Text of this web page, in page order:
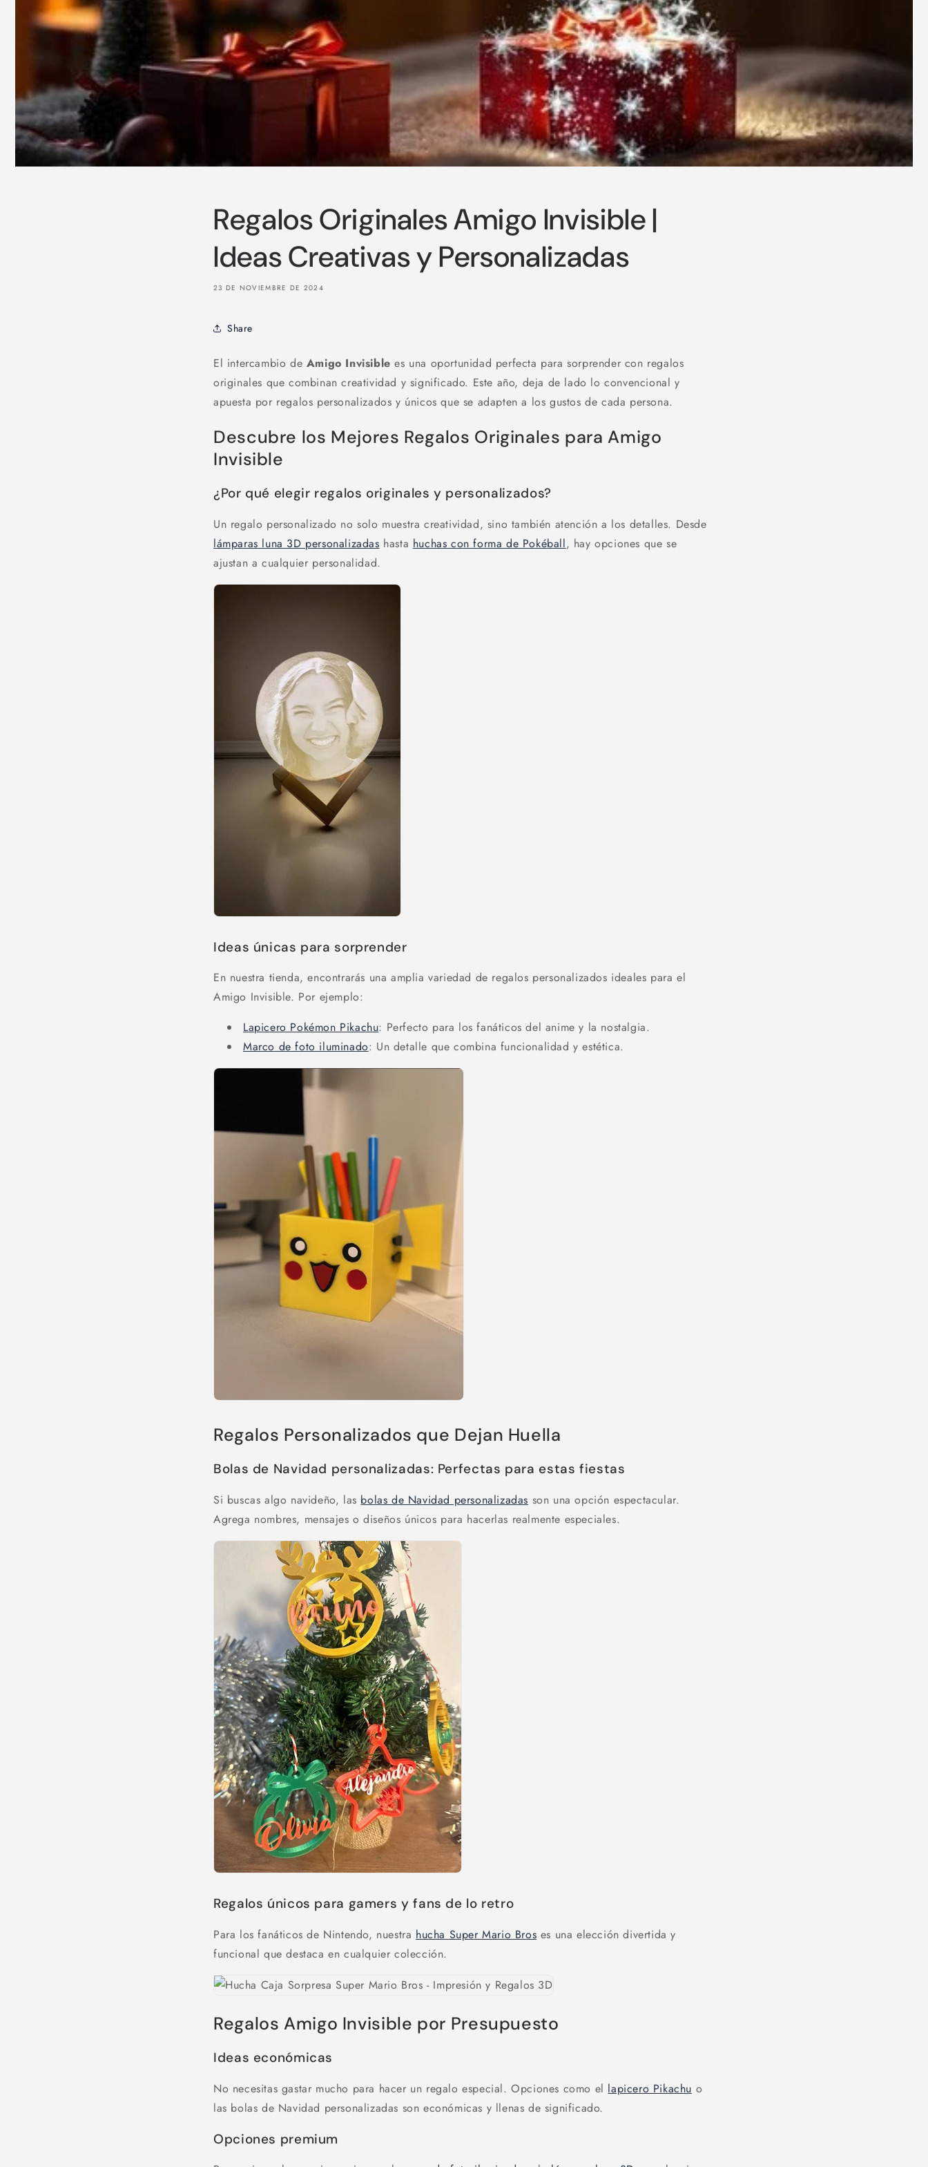
Regalos Originales Amigo Invisible |
Ideas Creativas y Personalizadas
23 DE NOVIEMBRE DE 2024
Share
El intercambio de Amigo Invisible es una oportunidad perfecta para sorprender con regalos
originales que combinan creatividad y significado. Este año, deja de lado lo convencional y
apuesta por regalos personalizados y únicos que se adapten a los gustos de cada persona.
Descubre los Mejores Regalos Originales para Amigo
Invisible
¿Por qué elegir regalos originales y personalizados?
Un regalo personalizado no solo muestra creatividad, sino también atención a los detalles. Desde
lámparas luna 3D personalizadas hasta huchas con forma de Pokéball, hay opciones que se
ajustan a cualquier personalidad.
Ideas únicas para sorprender
En nuestra tienda, encontrarás una amplia variedad de regalos personalizados ideales para el
Amigo Invisible. Por ejemplo:
Lapicero Pokémon Pikachu: Perfecto para los fanáticos del anime y la nostalgia.
Marco de foto iluminado: Un detalle que combina funcionalidad y estética.
Regalos Personalizados que Dejan Huella
Bolas de Navidad personalizadas: Perfectas para estas fiestas
Si buscas algo navideño, las bolas de Navidad personalizadas son una opción espectacular.
Agrega nombres, mensajes o diseños únicos para hacerlas realmente especiales.
Regalos únicos para gamers y fans de lo retro
Para los fanáticos de Nintendo, nuestra hucha Super Mario Bros es una elección divertida y
funcional que destaca en cualquier colección.
Regalos Amigo Invisible por Presupuesto
Ideas económicas
No necesitas gastar mucho para hacer un regalo especial. Opciones como el lapicero Pikachu o
las bolas de Navidad personalizadas son económicas y llenas de significado.
Opciones premium